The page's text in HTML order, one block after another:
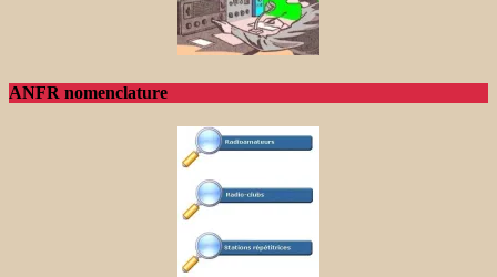
ANFR nomenclature